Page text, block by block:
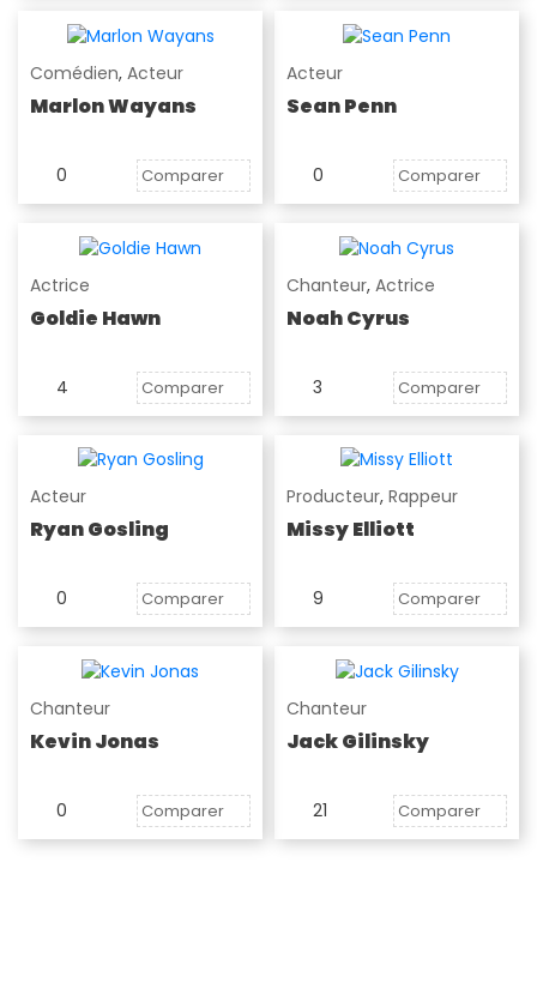
Comédien, Acteur
Marlon Wayans
0 Comparer
Acteur
Sean Penn
0 Comparer
Actrice
Goldie Hawn
4 Comparer
Chanteur, Actrice
Noah Cyrus
3 Comparer
Acteur
Ryan Gosling
0 Comparer
Producteur, Rappeur
Missy Elliott
9 Comparer
Chanteur
Kevin Jonas
0 Comparer
Chanteur
Jack Gilinsky
21 Comparer